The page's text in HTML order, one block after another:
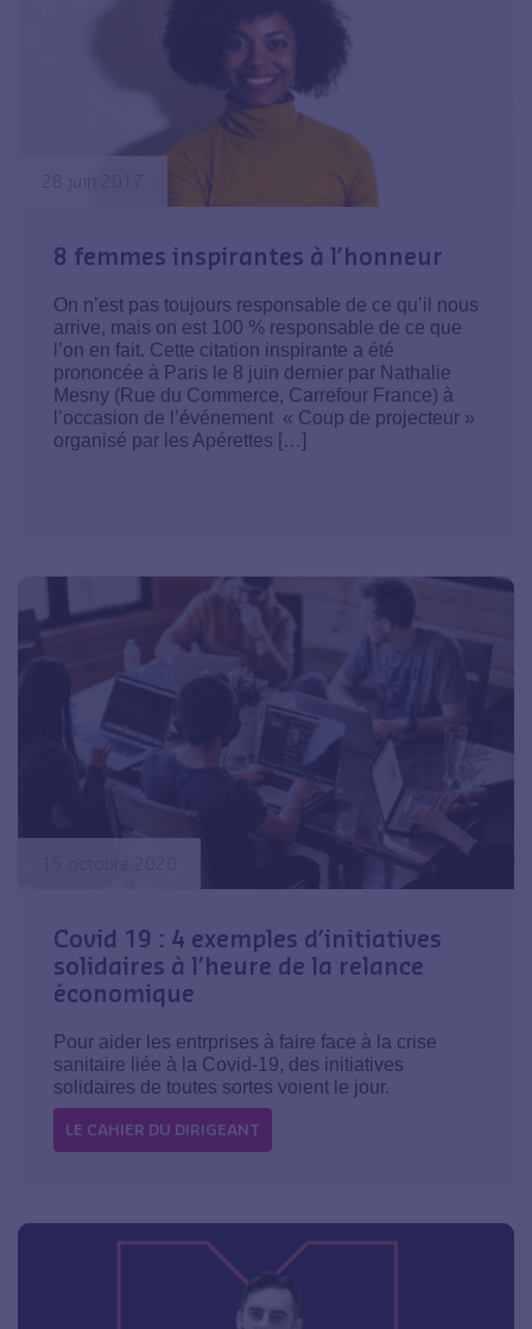
28 juin 2017
8 femmes inspirantes à l’honneur
On n’est pas toujours responsable de ce qu’il nous
arrive, mais on est 100 % responsable de ce que
l’on en fait. Cette citation inspirante a été
prononcée à Paris le 8 juin dernier par Nathalie
Mesny (Rue du Commerce, Carrefour France) à
l’occasion de l’événement « Coup de projecteur »
organisé par les Apérettes […]
Covid 19 : 4 exemples d’initiatives
solidaires à l’heure de la relance
économique
Pour aider les entrprises à faire face à la crise
sanitaire liée à la Covid-19, des initiatives
solidaires de toutes sortes voient le jour.
LE CAHIER DU DIRIGEANT